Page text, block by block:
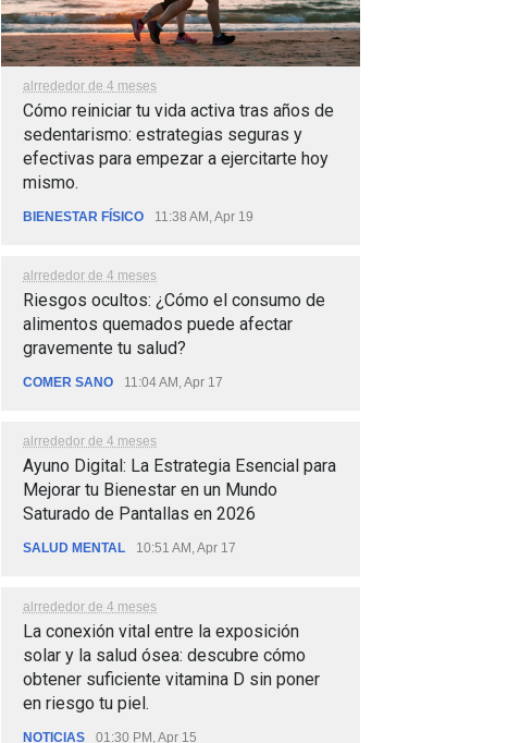
alrrededor de 4 meses
Cómo reiniciar tu vida activa tras años de
sedentarismo: estrategias seguras y
efectivas para empezar a ejercitarte hoy
mismo.
BIENESTAR FÍSICO 11:38 AM, Apr 19
alrrededor de 4 meses
Riesgos ocultos: ¿Cómo el consumo de
alimentos quemados puede afectar
gravemente tu salud?
COMER SANO 11:04 AM, Apr 17
alrrededor de 4 meses
Ayuno Digital: La Estrategia Esencial para
Mejorar tu Bienestar en un Mundo
Saturado de Pantallas en 2026
SALUD MENTAL 10:51 AM, Apr 17
alrrededor de 4 meses
La conexión vital entre la exposición
solar y la salud ósea: descubre cómo
obtener suficiente vitamina D sin poner
en riesgo tu piel.
NOTICIAS 01:30 PM, Apr 15